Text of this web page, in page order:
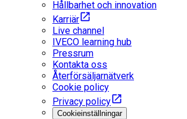
Hållbarhet och innovation
Karriär
Live channel
IVECO learning hub
Pressrum
Kontakta oss
Återförsäljarnätverk
Cookie policy
Privacy policy
Cookieinställningar